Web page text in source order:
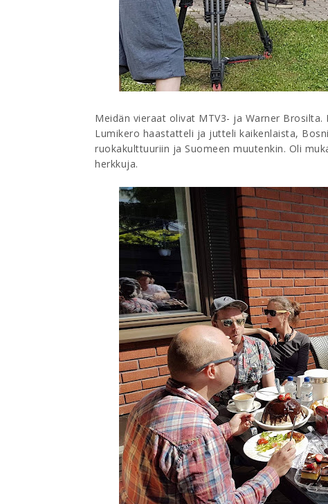
Meidän vieraat olivat MTV3- ja Warner
Lumikero haastatteli ja jutteli kaikenlaista,
ruokakulttuuriin ja Suomeen muutenkin. Oli
herkkuja.